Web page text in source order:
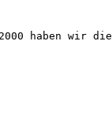
haben wir